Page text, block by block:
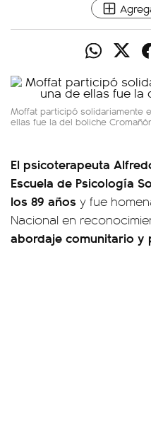
Moffat participó solidariamente
ellas fue la del boliche
El psicoterapeuta
Escuela de Psicología
los 89 años y fue
Nacional en
abordaje comunitario y